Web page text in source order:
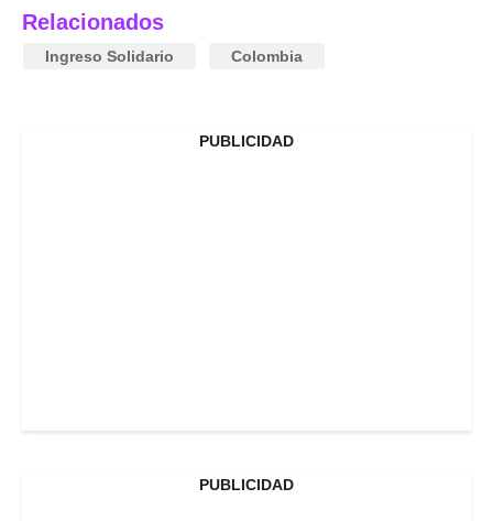
Relacionados
Ingreso Solidario Colombia
PUBLICIDAD
PUBLICIDAD